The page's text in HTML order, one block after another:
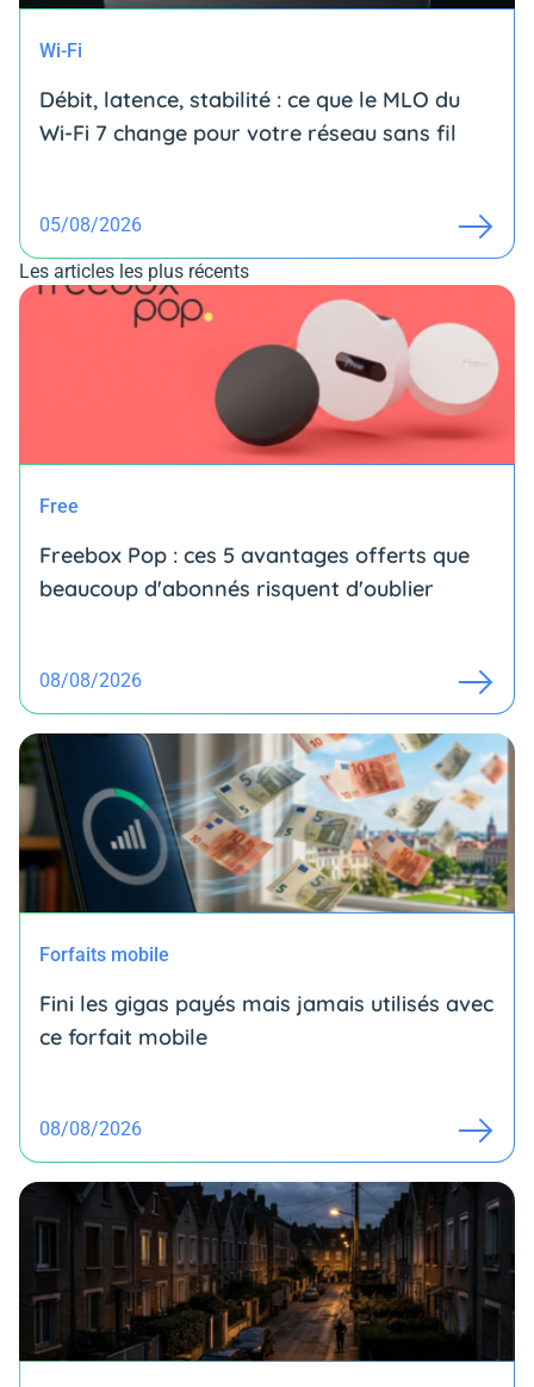
Wi-Fi
Débit, latence, stabilité : ce que le MLO du
Wi-Fi 7 change pour votre réseau sans fil
05/08/2026
Les articles les plus récents
Free
Freebox Pop : ces 5 avantages offerts que
beaucoup d'abonnés risquent d'oublier
08/08/2026
Forfaits mobile
Fini les gigas payés mais jamais utilisés avec
ce forfait mobile
08/08/2026